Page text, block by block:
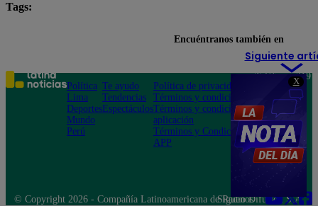
X
Tags:
Siguiente
Encuéntranos también en
Política
Lima
Deportes
Mundo
Perú
Te ayudo
Tendencias
Espectáculos
Política de privacidad
Términos y condiciones
Términos y condiciones
aplicación
Términos y Condiciones
APP
Teléfono: 219
Av. San
Felipe 968
Jesús María
© Copyright 2026 - Compañía Latinoamericana de Radio Difusión S.A.
Síguenos